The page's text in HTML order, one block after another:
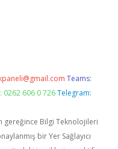
Teams:
0262 606 0 726 Telegram:
gereğince Bilgi Teknolojileri
bir Yer Sağlayıcı